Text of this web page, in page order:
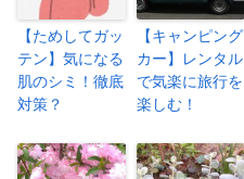
【ためしてガッ
テン】気になる
肌のシミ！徹底
対策？
【キャンピング
カー】レンタル
で気楽に旅行を
楽しむ！